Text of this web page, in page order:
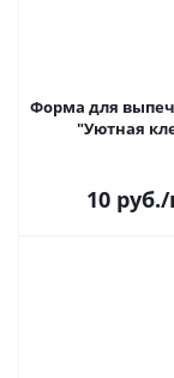
Форма для
"Уютная
10 руб./